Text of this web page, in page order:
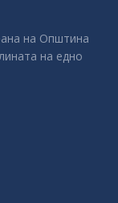
на Општина
на едно